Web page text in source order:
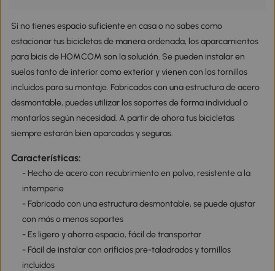
Si no tienes espacio suficiente en casa o no sabes como
estacionar tus bicicletas de manera ordenada, los aparcamientos
para bicis de HOMCOM son la solución. Se pueden instalar en
suelos tanto de interior como exterior y vienen con los tornillos
incluidos para su montaje. Fabricados con una estructura de acero
desmontable, puedes utilizar los soportes de forma individual o
montarlos según necesidad. A partir de ahora tus bicicletas
siempre estarán bien aparcadas y seguras.
Características:
- Hecho de acero con recubrimiento en polvo, resistente a la
intemperie
- Fabricado con una estructura desmontable, se puede ajustar
con más o menos soportes
- Es ligero y ahorra espacio, fácil de transportar
- Fácil de instalar con orificios pre-taladrados y tornillos
incluidos